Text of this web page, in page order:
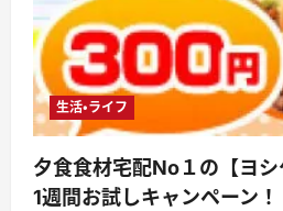
生活・ライフ
夕食食材宅配No１の【ヨ
1週間お試しキャンペーン！